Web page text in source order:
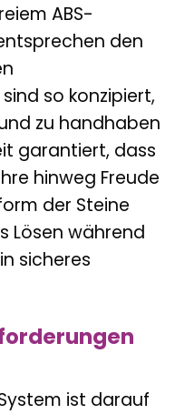
ABS-
den
so konzipiert,
zu handhaben
garantiert, dass
hinweg Freude
der Steine
Lösen während
sicheres
ist darauf